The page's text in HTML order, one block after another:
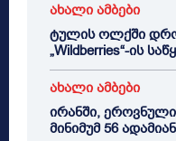
ახალი ამბები
ტულის ოლქში
„Wildberries“-ის
ახალი ამბები
ირანში,
მინიმუმ 56